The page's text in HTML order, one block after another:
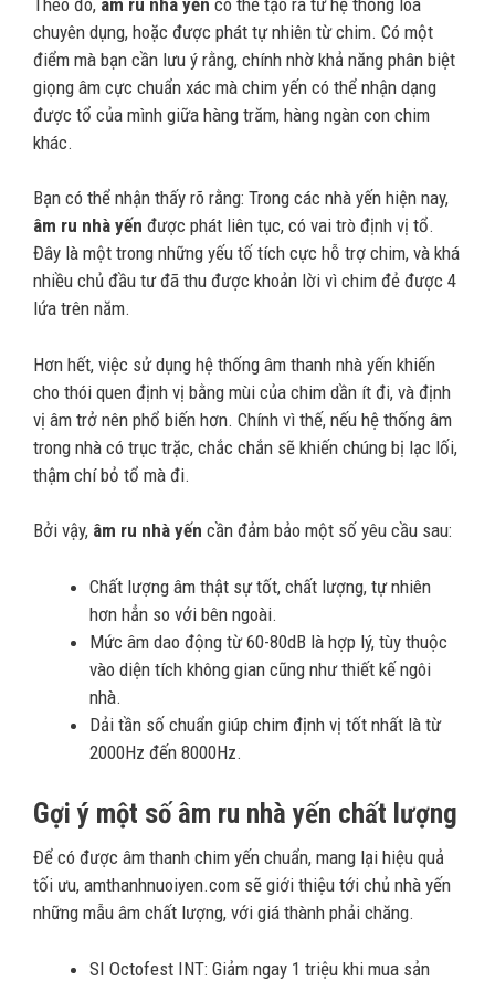
chuyên dụng, hoặc được phát tự nhiên từ chim. Có một
điểm mà bạn cần lưu ý rằng, chính nhờ khả năng phân biệt
giọng âm cực chuẩn xác mà chim yến có thể nhận dạng
được tổ của mình giữa hàng trăm, hàng ngàn con chim
khác.
Bạn có thể nhận thấy rõ rằng: Trong các nhà yến hiện nay,
âm ru nhà yến được phát liên tục, có vai trò định vị tổ.
Đây là một trong những yếu tố tích cực hỗ trợ chim, và khá
nhiều chủ đầu tư đã thu được khoản lời vì chim đẻ được 4
lứa trên năm.
Hơn hết, việc sử dụng hệ thống âm thanh nhà yến khiến
cho thói quen định vị bằng mùi của chim dần ít đi, và định
vị âm trở nên phổ biến hơn. Chính vì thế, nếu hệ thống âm
trong nhà có trục trặc, chắc chắn sẽ khiến chúng bị lạc lối,
thậm chí bỏ tổ mà đi.
Bởi vậy, âm ru nhà yến cần đảm bảo một số yêu cầu sau:
Chất lượng âm thật sự tốt, chất lượng, tự nhiên
hơn hẳn so với bên ngoài.
Mức âm dao động từ 60-80dB là hợp lý, tùy thuộc
vào diện tích không gian cũng như thiết kế ngôi
nhà.
Dải tần số chuẩn giúp chim định vị tốt nhất là từ
2000Hz đến 8000Hz.
Gợi ý một số âm ru nhà yến chất lượng
Để có được âm thanh chim yến chuẩn, mang lại hiệu quả
tối ưu, amthanhnuoiyen.com sẽ giới thiệu tới chủ nhà yến
những mẫu âm chất lượng, với giá thành phải chăng.
SI Octofest INT: Giảm ngay 1 triệu khi mua sản